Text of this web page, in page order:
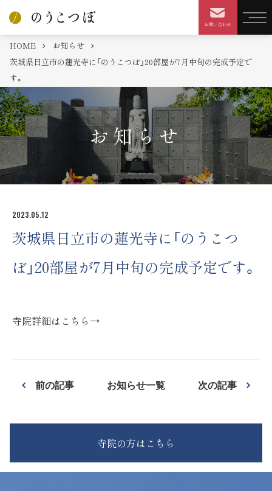
HOME
お知らせ
茨城県日立市の蓮光寺に「のうこつぼ」20部屋が7月中旬の完成予定で
す。
お知らせ
2023.05.12
茨城県日立市の蓮光寺に「のうこつ
ぼ」20部屋が7月中旬の完成予定です。
寺院詳細はこちら→
前の記事 お知らせ一覧 次の記事
寺院の方はこちら